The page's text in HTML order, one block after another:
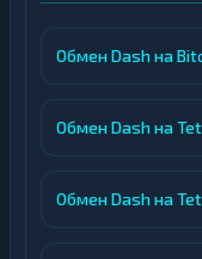
Обмен Dash на
Обмен Dash на
Обмен Dash на